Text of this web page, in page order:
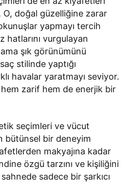
O, doğal güzelliğine zarar
yapmayı tercih
hatlarını vurgulayan
şık görünümünü
stilinde yaptığı
havalar yaratmayı seviyor.
hem zarif hem de enerjik bir
seçimleri ve vücut
bütünsel bir deneyim
makyajına kadar
özgü tarzını ve kişiliğini
sadece bir şarkıcı